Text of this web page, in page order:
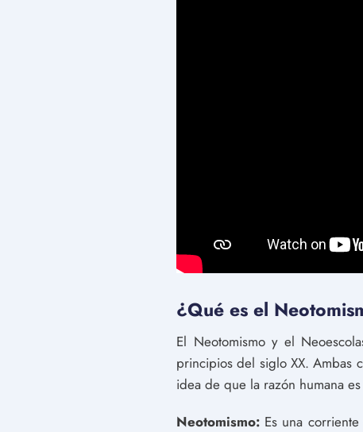
¿Qué es el
El Neotomismo y el
principios del siglo XX. Ambas
idea de que la razón humana
Neotomismo: Es una